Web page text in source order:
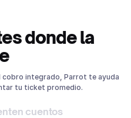
donde la
cobro integrado, Parrot te ayuda
tu ticket promedio.
cuentos